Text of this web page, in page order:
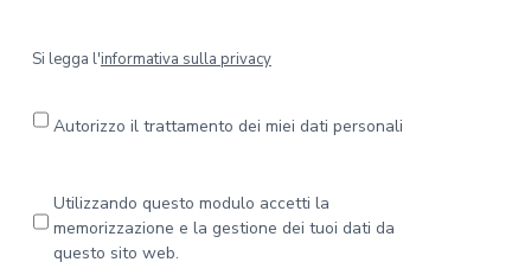
S
e
l
Si legga l'informativa sulla privacy
Autorizzo il trattamento dei miei dati personali
r
Utilizzando questo modulo accetti la
memorizzazione e la gestione dei tuoi dati da
questo sito web.